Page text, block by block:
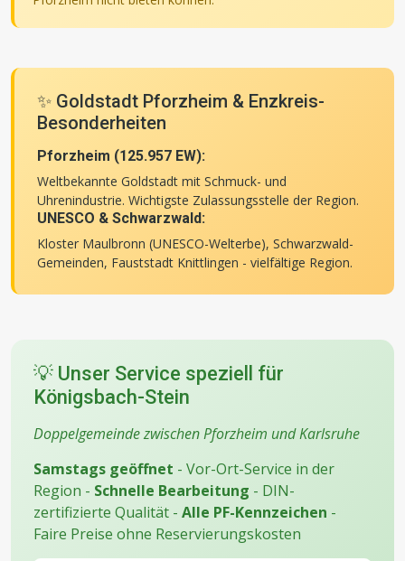
✨ Goldstadt Pforzheim & Enzkreis-
Besonderheiten
Pforzheim (125.957 EW):
Weltbekannte Goldstadt mit Schmuck- und
Uhrenindustrie. Wichtigste Zulassungsstelle der Region.
UNESCO & Schwarzwald:
Kloster Maulbronn (UNESCO-Welterbe), Schwarzwald-
Gemeinden, Fauststadt Knittlingen - vielfältige Region.
💡 Unser Service speziell für
Königsbach-Stein
Doppelgemeinde zwischen Pforzheim und Karlsruhe
Samstags geöffnet - Vor-Ort-Service in der
Region - Schnelle Bearbeitung - DIN-
zertifizierte Qualität - Alle PF-Kennzeichen -
Faire Preise ohne Reservierungskosten